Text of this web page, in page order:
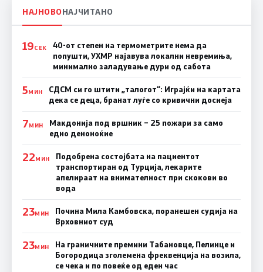
НАЈНОВОНАЈЧИТАНО
19СЕК
40-от степен на термометрите нема да
попушти, УХМР најавува локални невремиња,
минимално заладување дури од сабота
5МИН
СДСМ си го штити „талогот“: Играјќи на картата
дека се деца, бранат луѓе со кривични досиеја
7МИН
Макдонија под вршник – 25 пожари за само
едно деноноќие
22МИН
Подобрена состојбата на пациентот
транспортиран од Турција, лекарите
апелираат на внимателност при скокови во
вода
23МИН
Почина Мила Камбовска, поранешен судија на
Врховниот суд
23МИН
На граничните премини Табановце, Пелинце и
Богородица зголемена фреквенција на возила,
се чека и по повеќе од еден час